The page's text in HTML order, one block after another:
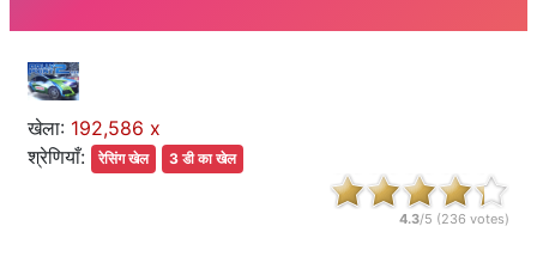
खेला: 192,586 x
श्रेणियाँ:
रेसिंग खेल 3 डी का खेल
4.3/5 (236 votes)